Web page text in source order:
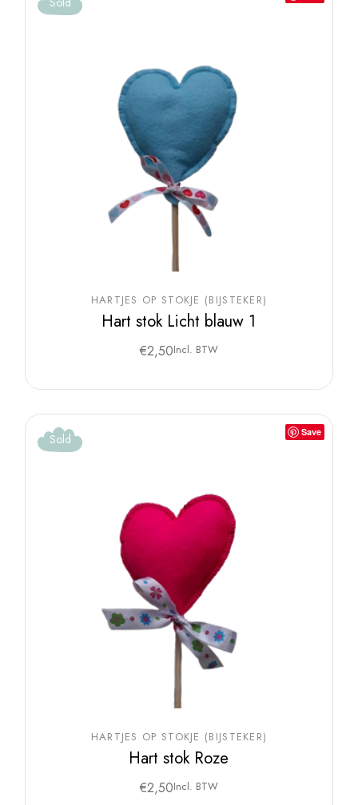
HARTJES OP STOKJE (BIJSTEKER)
Hart stok Licht blauw 1
€2,50Incl. BTW
Save
Sold
HARTJES OP STOKJE (BIJSTEKER)
Hart stok Roze
€2,50Incl. BTW